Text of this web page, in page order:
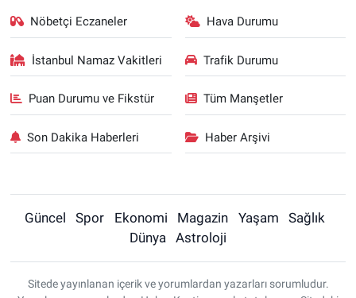
Nöbetçi Eczaneler Hava Durumu
İstanbul Namaz Vakitleri Trafik Durumu
Puan Durumu ve Fikstür Tüm Manşetler
Son Dakika Haberleri Haber Arşivi
Güncel Spor Ekonomi Magazin Yaşam
Sağlık
Dünya
Astroloji
Sitede yayınlanan içerik ve yorumlardan yazarları sorumludur.